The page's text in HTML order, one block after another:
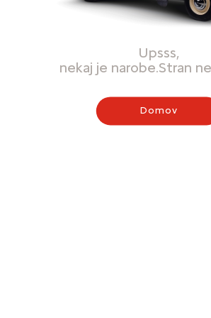
Upsss,
nekaj je narobe.Stran
Domov